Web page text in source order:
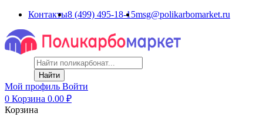
Контакты8 (499) 495-18-15msg@polikarbomarket.ru
Найти
Мой профиль Войти
0 Корзина 0.00 ₽
Корзина